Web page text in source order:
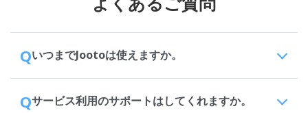
QいつまでJootoは使えますか。
Qサービス利用のサポートはしてくれますか。